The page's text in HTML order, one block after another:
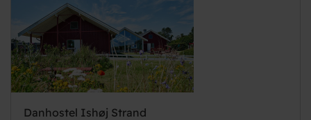
Danhostel Ishøj Strand